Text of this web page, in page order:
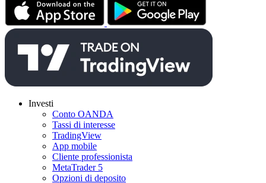
Investi
Conto OANDA
Tassi di interesse
TradingView
App mobile
Cliente professionista
MetaTrader 5
Opzioni di deposito